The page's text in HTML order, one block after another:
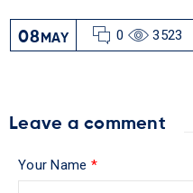
08 MAY 0 3523
Leave a comment
Your Name *